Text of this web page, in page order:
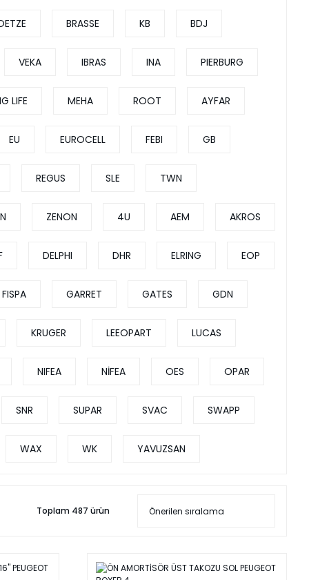
BRASSE KB BDJ
VEKA IBRAS INA PIERBURG
LIFE MEHA ROOT AYFAR
EU EUROCELL FEBI GB
REGUS SLE TWN
ZENON 4U AEM AKROS
DELPHI DHR ELRING EOP
FISPA GARRET GATES GDN
KRUGER LEEOPART LUCAS
NIFEA NİFEA OES OPAR
SNR SUPAR SVAC SWAPP
WAX WK YAVUZSAN
Toplam 487 ürün